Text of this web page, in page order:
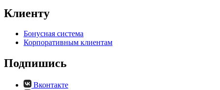
Клиенту
Бонусная система
Корпоративным клиентам
Подпишись
Вконтакте